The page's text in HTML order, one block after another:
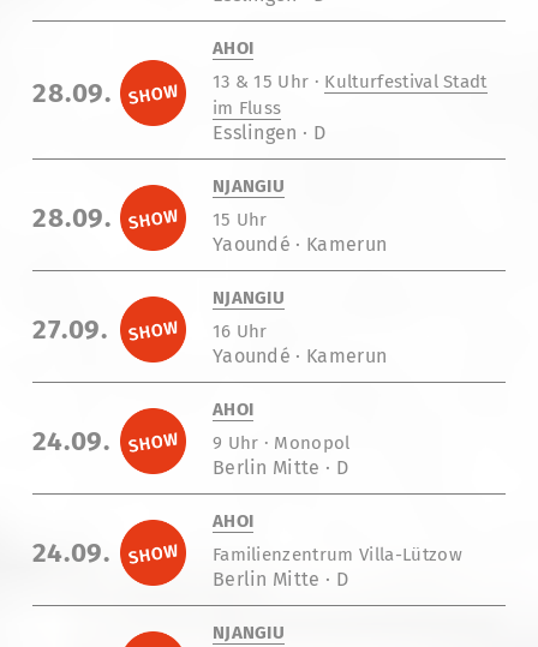
28.09.
AHOI
13 & 15 Uhr · Kulturfestival Stadt
im Fluss
Esslingen · D
28.09.
NJANGIU
15 Uhr
Yaoundé · Kamerun
27.09.
NJANGIU
16 Uhr
Yaoundé · Kamerun
24.09.
AHOI
9 Uhr · Monopol
Berlin Mitte · D
24.09.
AHOI
Familienzentrum Villa-Lützow
Berlin Mitte · D
NJANGIU